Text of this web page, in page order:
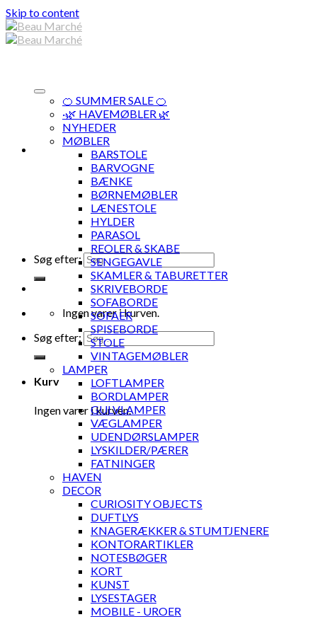
Skip to content
Søg efter:
Ingen varer i kurven.
Søg efter:
Kurv
Ingen varer i kurven.
🍊 SUMMER SALE 🍊
·🌿 HAVEMØBLER 🌿
NYHEDER
MØBLER
BARSTOLE
BARVOGNE
BÆNKE
BØRNEMØBLER
LÆNESTOLE
HYLDER
PARASOL
REOLER & SKABE
SENGEGAVLE
SKAMLER & TABURETTER
SKRIVEBORDE
SOFABORDE
SOFAER
SPISEBORDE
STOLE
VINTAGEMØBLER
LAMPER
LOFTLAMPER
BORDLAMPER
GULVLAMPER
VÆGLAMPER
UDENDØRSLAMPER
LYSKILDER/PÆRER
FATNINGER
HAVEN
DECOR
CURIOSITY OBJECTS
DUFTLYS
KNAGERÆKKER & STUMTJENERE
KONTORARTIKLER
NOTESBØGER
KORT
KUNST
LYSESTAGER
MOBILE - UROER